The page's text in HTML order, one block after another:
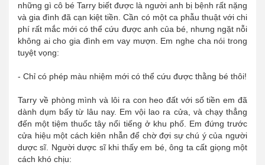
những gì cô bé Tarry biết được là người anh bị bệnh rất nặng
và gia đình đã cạn kiệt tiền. Cần có một ca phẫu thuật với chi
phí rất mắc mới có thể cứu được anh của bé, nhưng ngặt nỗi
không ai cho gia đình em vay mượn. Em nghe cha nói trong
tuyệt vọng:
- Chỉ có phép màu nhiệm mới có thể cứu được thằng bé thôi!
Tarry về phòng mình và lôi ra con heo đất với số tiền em đã
dành dụm bấy từ lâu nay. Em vội lao ra cửa, và chạy thẳng
đến một tiệm thuốc tây nổi tiếng ở khu phố. Em đứng trước
cửa hiệu một cách kiên nhẫn để chờ đợi sự chú ý của người
dược sĩ. Người dược sĩ khi thấy em bé, ông ta cất giọng một
cách khó chịu: